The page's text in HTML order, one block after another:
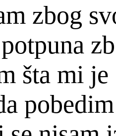
zbog
šta mi